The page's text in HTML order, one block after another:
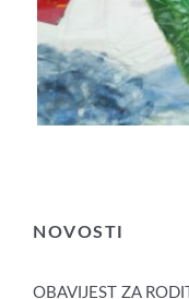
NOVOSTI
OBAVIJEST ZA